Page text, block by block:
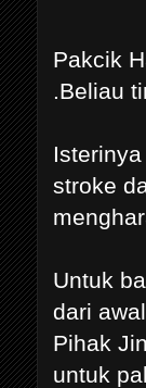
Pakcik
.Beliau
stroke
Untuk
dari
Pihak
untuk